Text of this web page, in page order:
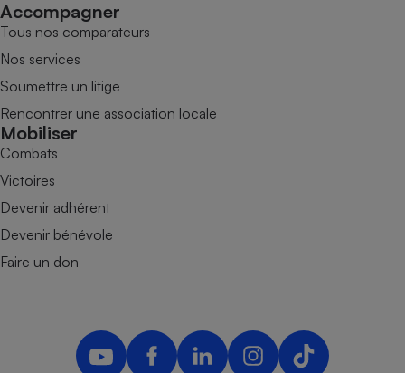
Accompagner
Tous nos comparateurs
Nos services
Soumettre un litige
Rencontrer une association locale
Mobiliser
Combats
Victoires
Devenir adhérent
Devenir bénévole
Faire un don